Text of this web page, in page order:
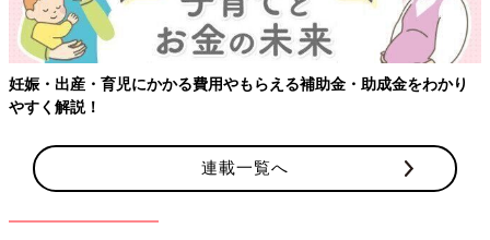
やもらえる補助金・助成金をわかり
連載一覧へ